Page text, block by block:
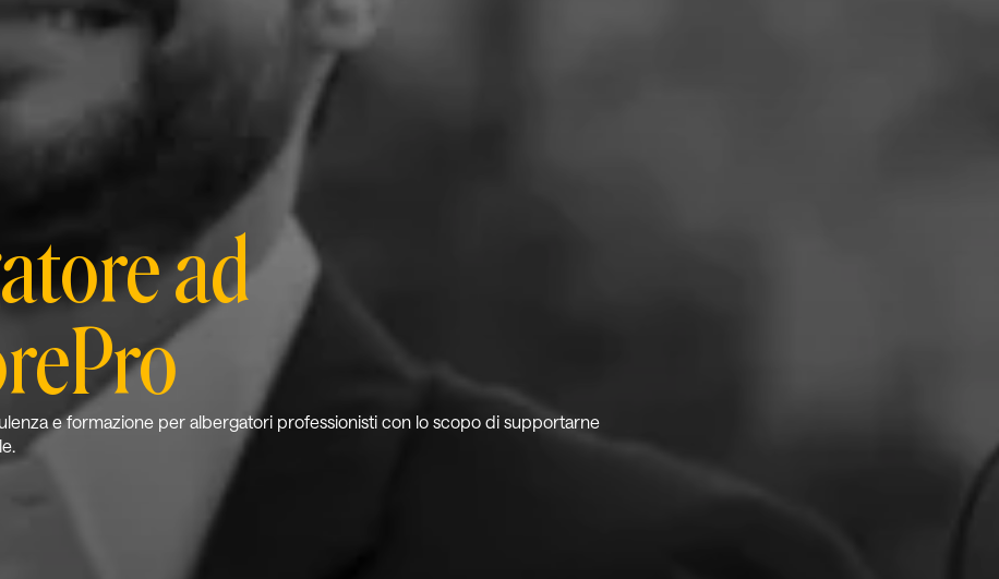
ad
e formazione per albergatori professionisti con lo scopo di supportarne